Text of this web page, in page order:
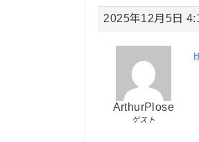
2025年12月5日
ArthurPlose
ゲスト